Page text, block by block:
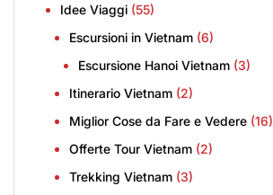
Idee Viaggi (55)
Escursioni in Vietnam (6)
Escursione Hanoi Vietnam (3)
Itinerario Vietnam (2)
Miglior Cose da Fare e Vedere (16)
Offerte Tour Vietnam (2)
Trekking Vietnam (3)